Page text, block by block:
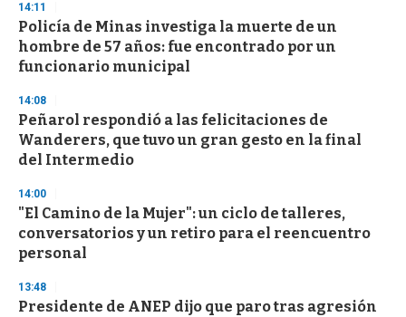
d
s
o
f
3
s
e
c
o
n
s
14:11
Policía de Minas investiga la muerte de un
hombre de 57 años: fue encontrado por un
funcionario municipal
14:08
Peñarol respondió a las felicitaciones de
Wanderers, que tuvo un gran gesto en la final
del Intermedio
14:00
"El Camino de la Mujer": un ciclo de talleres,
conversatorios y un retiro para el reencuentro
personal
13:48
Presidente de ANEP dijo que paro tras agresión